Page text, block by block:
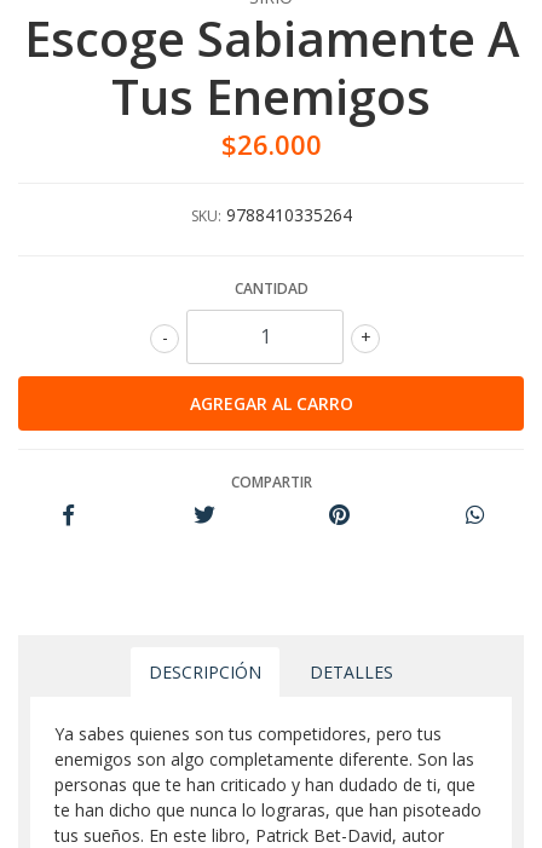
Escoge Sabiamente A
Tus Enemigos
$26.000
SKU: 9788410335264
CANTIDAD
+
-
COMPARTIR
DESCRIPCIÓN DETALLES
Ya sabes quienes son tus competidores, pero tus
enemigos son algo completamente diferente. Son las
personas que te han criticado y han dudado de ti, que
te han dicho que nunca lo lograras, que han pisoteado
tus sueños. En este libro, Patrick Bet-David, autor